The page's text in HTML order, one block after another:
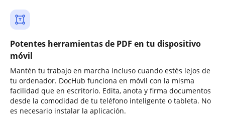
Potentes herramientas de PDF en tu dispositivo
móvil
Mantén tu trabajo en marcha incluso cuando estés lejos de
tu ordenador. DocHub funciona en móvil con la misma
facilidad que en escritorio. Edita, anota y firma documentos
desde la comodidad de tu teléfono inteligente o tableta. No
es necesario instalar la aplicación.